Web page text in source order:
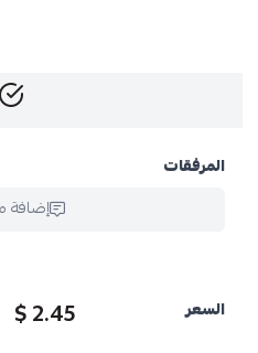
المرفقات
إضافة
السعر 2.45 $